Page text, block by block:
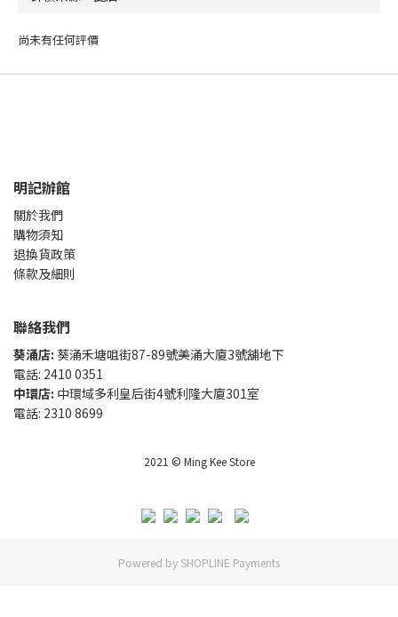
尚未有任何評價
明記辦館
關於我們
購物須知
退換貨政策
條款及細則
聯絡我們
葵涌店: 葵涌禾塘咀街87-89號美涌大廈3號舖地下
電話: 2410 0351
中環店: 中環域多利皇后街4號利隆大廈301室
電話: 2310 8699
2021 © Ming Kee Store
Powered by SHOPLINE Payments